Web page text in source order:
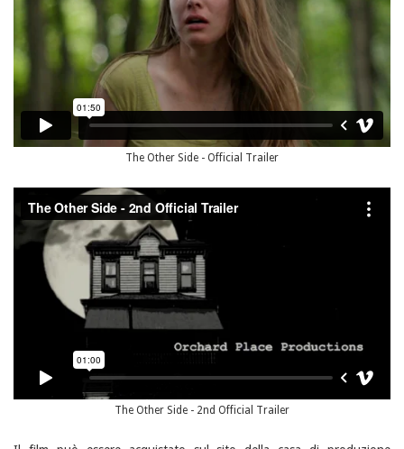
The Other Side - Official Trailer
The Other Side - 2nd Official Trailer